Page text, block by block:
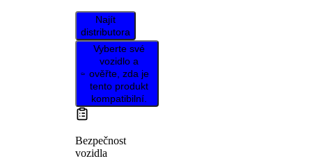
Najít
distributora
Vyberte své
vozidlo a
ověřte, zda je
tento produkt
kompatibilní.
Bezpečnost
vozidla